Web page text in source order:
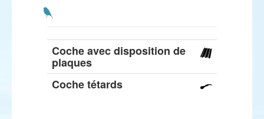
Coche avec disposition de
plaques
Coche tétards